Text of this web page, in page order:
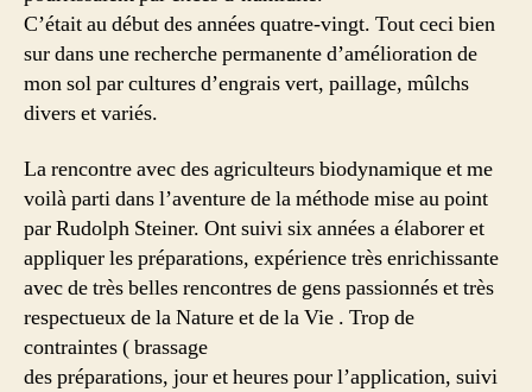
C’était au début des années quatre-vingt. Tout ceci bien
sur dans une recherche permanente d’amélioration de
mon sol par cultures d’engrais vert, paillage, mûlchs
divers et variés.
La rencontre avec des agriculteurs biodynamique et me
voilà parti dans l’aventure de la méthode mise au point
par Rudolph Steiner. Ont suivi six années a élaborer et
appliquer les préparations, expérience très enrichissante
avec de très belles rencontres de gens passionnés et très
respectueux de la Nature et de la Vie . Trop de
contraintes ( brassage
des préparations, jour et heures pour l’application, suivi